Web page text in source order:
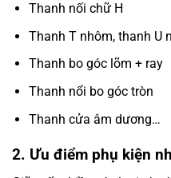
Thanh nối chữ H
Thanh T nhôm, thanh U
Thanh bo góc lõm + ray
Thanh nổi bo góc tròn
Thanh cửa âm dương…
2. Ưu điểm phụ kiện